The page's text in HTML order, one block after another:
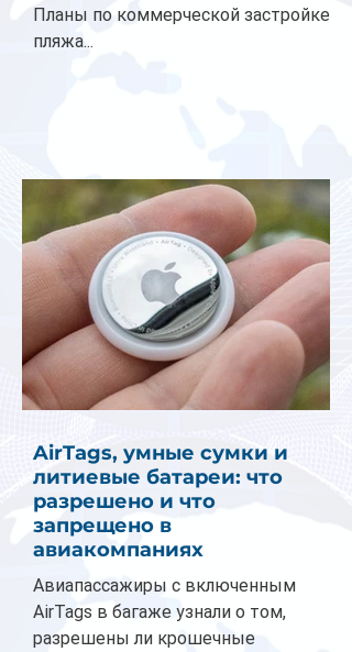
Планы по коммерческой застройке
пляжа...
AirTags, умные сумки и
литиевые батареи: что
разрешено и что
запрещено в
авиакомпаниях
Авиапассажиры с включенным
AirTags в багаже узнали о том,
разрешены ли крошечные